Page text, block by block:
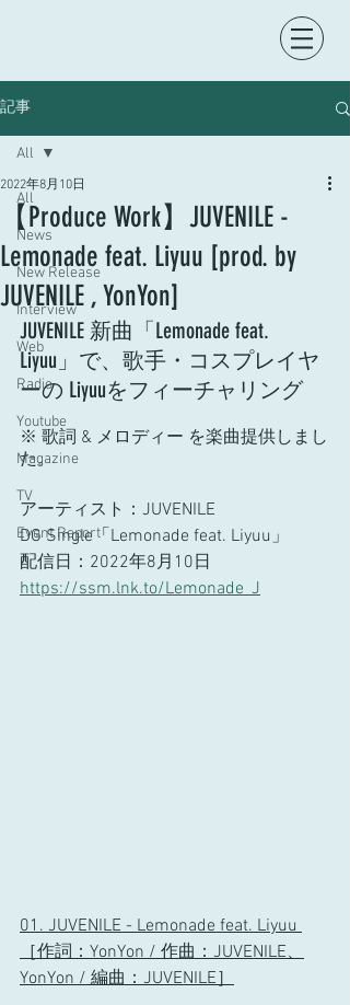
記事
All
News
New Release
Interview
Web
Radio
Youtube
Magazine
TV
Event Report
All
【Produce Work】JUVENILE -
Lemonade feat. Liyuu [prod. by
JUVENILE , YonYon]
2022年8月10日
JUVENILE 新曲「Lemonade feat.
Liyuu」で、歌手・コスプレイヤ
ーの Liyuuをフィーチャリング
※ 歌詞 & メロディー を楽曲提供しまし
た。
アーティスト：JUVENILE
DG Single「Lemonade feat. Liyuu」
配信日：2022年8月10日
https://ssm.lnk.to/Lemonade_J
01. JUVENILE - Lemonade feat. Liyuu
［作詞：YonYon / 作曲：JUVENILE、
YonYon / 編曲：JUVENILE］